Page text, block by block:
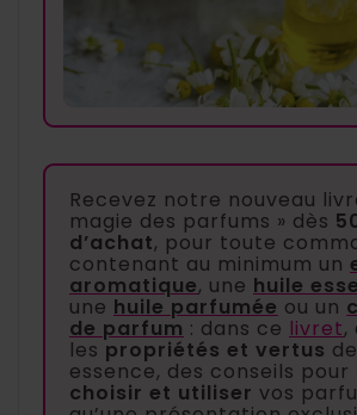
Recevez notre nouveau
magie des parfums » dès
d’achat, pour toute
contenant au minimum un
aromatique, une huile
une huile parfumée ou un
de parfum : dans ce livret,
les propriétés et vertus
essence, des conseils pour
choisir et utiliser vos